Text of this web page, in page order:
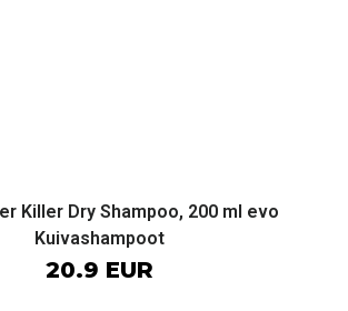
Killer Dry Shampoo, 200 ml evo
Kuivashampoot
20.9 EUR